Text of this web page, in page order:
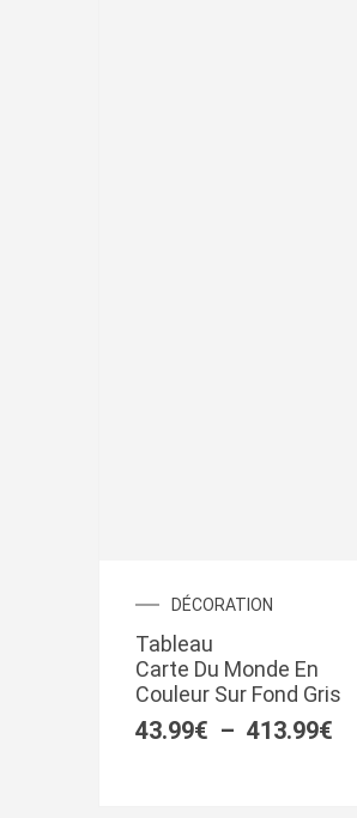
DÉCORATION
Tableau
Carte Du Monde En
Couleur Sur Fond Gris
43.99€ – 413.99€
à